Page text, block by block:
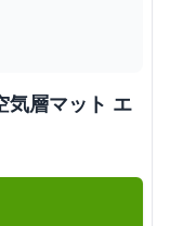
気層マット エ